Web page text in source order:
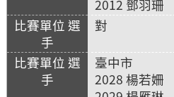
2012 鄧羽珊
對
臺中市
2028 楊若姍